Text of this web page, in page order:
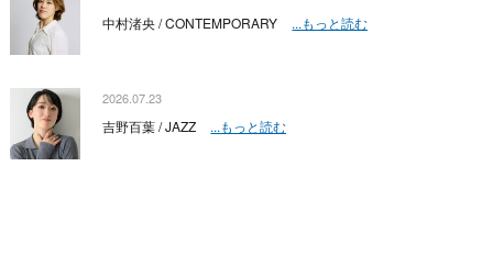
中村渚央 / CONTEMPORARY ...もっと読む
2026.07.23
吉野百葉 / JAZZ ...もっと読む